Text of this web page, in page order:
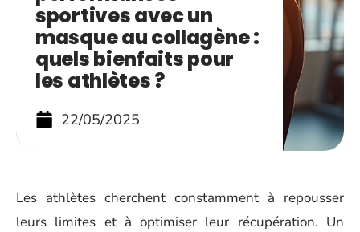
sportives avec un
masque au collagène :
quels bienfaits pour
les athlètes ?
22/05/2025
Les athlètes cherchent constamment à repousser
leurs limites et à optimiser leur récupération. Un